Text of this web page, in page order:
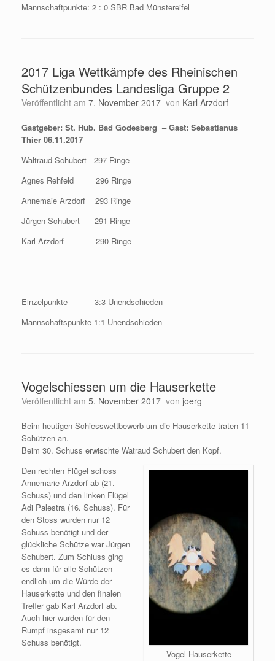
Mannschaftpunkte: 2 : 0 SBR Bad Münstereifel
2017 Liga Wettkämpfe des Rheinischen
Schützenbundes Landesliga Gruppe 2
Veröffentlicht am 7. November 2017 von Karl Arzdorf
Gastgeber: St. Hub. Bad Godesberg – Gast: Sebastianus
Thier 06.11.2017
Waltraud Schubert 297 Ringe
Agnes Rehfeld 296 Ringe
Annemaie Arzdorf 293 Ringe
Jürgen Schubert 291 Ringe
Karl Arzdorf 290 Ringe
Einzelpunkte 3:3 Unendschieden
Mannschaftspunkte 1:1 Unendschieden
Vogelschiessen um die Hauserkette
Veröffentlicht am 5. November 2017 von joerg
Beim heutigen Schiesswettbewerb um die Hauserkette traten 11
Schützen an.
Beim 30. Schuss erwischte Watraud Schubert den Kopf.
Vogel Hauserkette
Den rechten Flügel schoss
Annemarie Arzdorf ab (21.
Schuss) und den linken Flügel
Adi Palestra (16. Schuss). Für
den Stoss wurden nur 12
Schuss benötigt und der
glückliche Schütze war Jürgen
Schubert. Zum Schluss ging
es dann für alle Schützen
endlich um die Würde der
Hauserkette und den finalen
Treffer gab Karl Arzdorf ab.
Auch hier wurden für den
Rumpf insgesamt nur 12
Schuss benötigt.